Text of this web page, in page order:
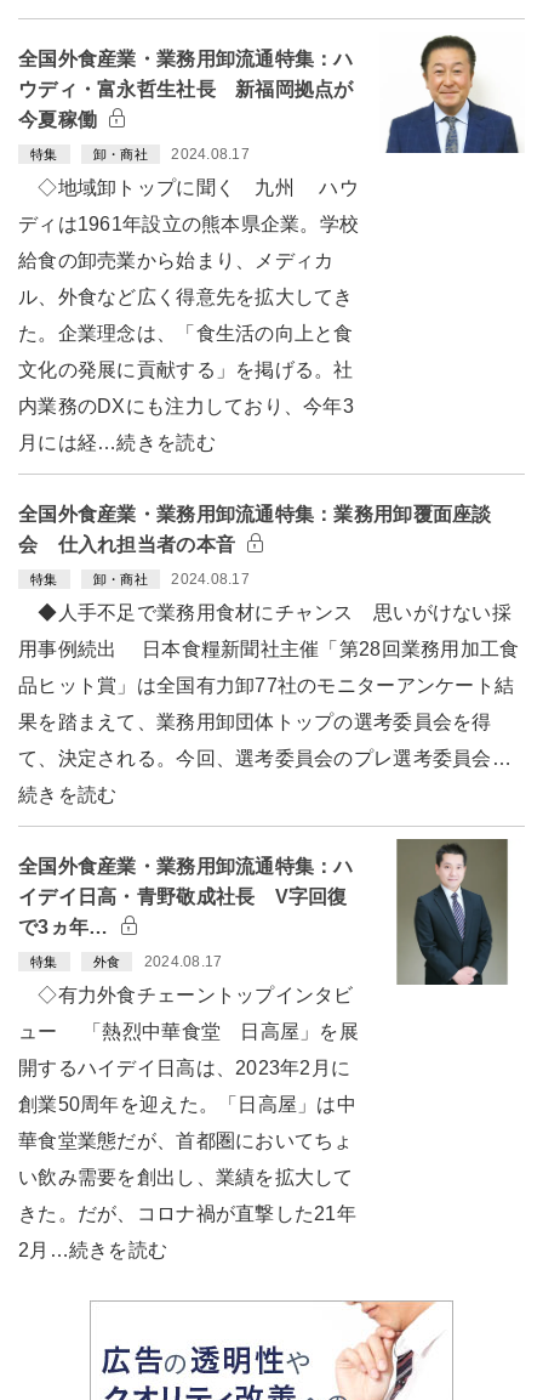
全国外食産業・業務用卸流通特集：ハ
ウディ・富永哲生社長 新福岡拠点が
今夏稼働
特集 卸・商社 2024.08.17
◇地域卸トップに聞く 九州 ハウ
ディは1961年設立の熊本県企業。学校
給食の卸売業から始まり、メディカ
ル、外食など広く得意先を拡大してき
た。企業理念は、「食生活の向上と食
文化の発展に貢献する」を掲げる。社
内業務のDXにも注力しており、今年3
月には経…続きを読む
全国外食産業・業務用卸流通特集：業務用卸覆面座談
会 仕入れ担当者の本音
特集 卸・商社 2024.08.17
◆人手不足で業務用食材にチャンス 思いがけない採
用事例続出 日本食糧新聞社主催「第28回業務用加工食
品ヒット賞」は全国有力卸77社のモニターアンケート結
果を踏まえて、業務用卸団体トップの選考委員会を得
て、決定される。今回、選考委員会のプレ選考委員会…
続きを読む
全国外食産業・業務用卸流通特集：ハ
イデイ日高・青野敬成社長 V字回復
で3ヵ年…
特集 外食 2024.08.17
◇有力外食チェーントップインタビ
ュー 「熱烈中華食堂 日高屋」を展
開するハイデイ日高は、2023年2月に
創業50周年を迎えた。「日高屋」は中
華食堂業態だが、首都圏においてちょ
い飲み需要を創出し、業績を拡大して
きた。だが、コロナ禍が直撃した21年
2月…続きを読む